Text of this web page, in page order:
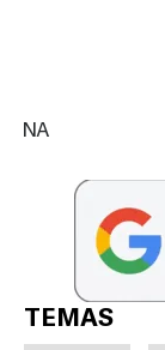
NA
TEMAS